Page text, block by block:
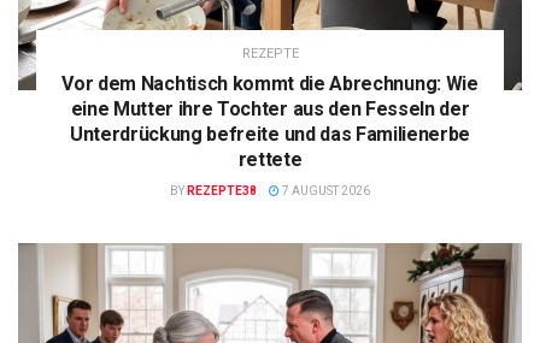
REZEPTE
Vor dem Nachtisch kommt die Abrechnung: Wie
eine Mutter ihre Tochter aus den Fesseln der
Unterdrückung befreite und das Familienerbe
rettete
BY REZEPTE38 7 AUGUST 2026